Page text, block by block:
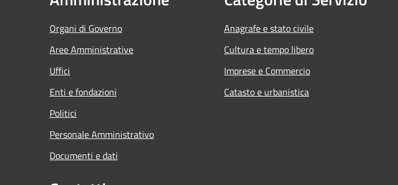
Organi di Governo
Aree Amministrative
Uffici
Enti e fondazioni
Politici
Personale Amministrativo
Documenti e dati
Anagrafe e stato civile
Cultura e tempo libero
Imprese e Commercio
Catasto e urbanistica